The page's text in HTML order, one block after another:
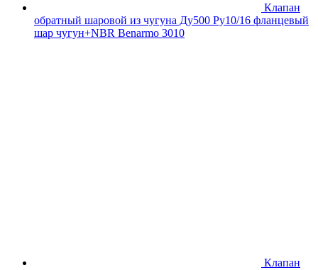
Клапан
обратный шаровой из чугуна Ду500 Ру10/16 фланцевый
шар чугун+NBR Benarmo 3010
Клапан